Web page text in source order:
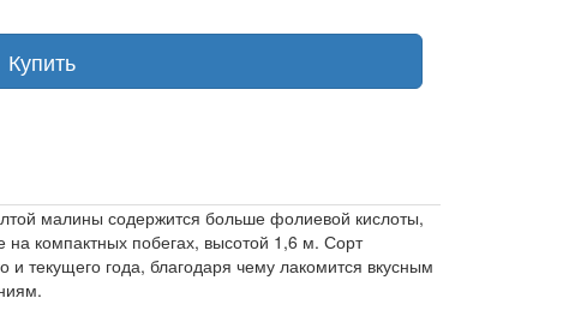
Купить
малины содержится больше фолиевой кислоты,
на компактных побегах, высотой 1,6 м. Сорт
текущего года, благодаря чему лакомится вкусным